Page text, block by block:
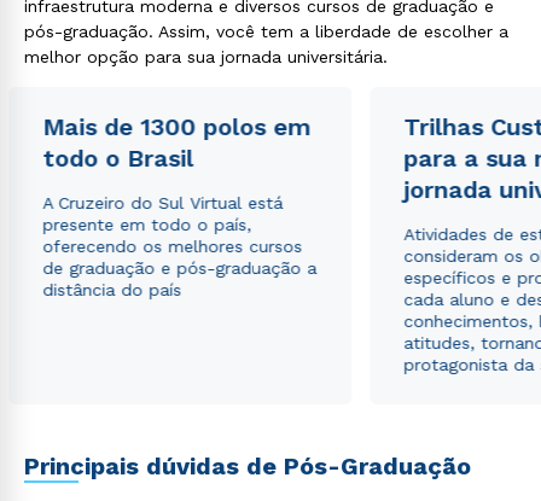
infraestrutura moderna e diversos cursos de graduação e
pós-graduação. Assim, você tem a liberdade de escolher a
melhor opção para sua jornada universitária.
Mais de 1300 polos em
todo o Brasil
A Cruzeiro do Sul Virtual está
presente em todo o país,
oferecendo os melhores cursos
de graduação e pós-graduação a
distância do país
Trilhas
para a sua
jornada
Atividades de
consideram os
específicos e
cada aluno e
conhecimentos,
atitudes,
protagonista da
Principais dúvidas de Pós-Graduação